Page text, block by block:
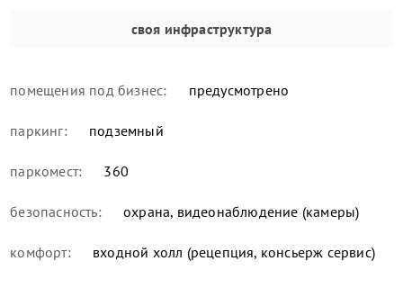
своя инфраструктура
помещения под бизнес: предусмотрено
паркинг: подземный
паркомест: 360
безопасность: охрана, видеонаблюдение (камеры)
комфорт: входной холл (рецепция, консьерж сервис)